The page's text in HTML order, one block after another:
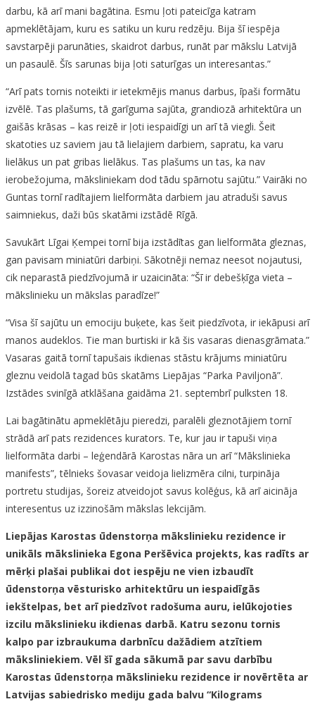
darbu, kā arī mani bagātina. Esmu ļoti pateicīga katram
apmeklētājam, kuru es satiku un kuru redzēju. Bija šī iespēja
savstarpēji parunāties, skaidrot darbus, runāt par mākslu Latvijā
un pasaulē. Šīs sarunas bija ļoti saturīgas un interesantas.”
“Arī pats tornis noteikti ir ietekmējis manus darbus, īpaši formātu
izvēlē. Tas plašums, tā garīguma sajūta, grandiozā arhitektūra un
gaišās krāsas – kas reizē ir ļoti iespaidīgi un arī tā viegli. Šeit
skatoties uz saviem jau tā lielajiem darbiem, sapratu, ka varu
lielākus un pat gribas lielākus. Tas plašums un tas, ka nav
ierobežojuma, māksliniekam dod tādu spārnotu sajūtu.” Vairāki no
Guntas tornī radītajiem lielformāta darbiem jau atraduši savus
saimniekus, daži būs skatāmi izstādē Rīgā.
Savukārt Līgai Ķempei tornī bija izstādītas gan lielformāta gleznas,
gan pavisam miniatūri darbiņi. Sākotnēji nemaz neesot nojautusi,
cik neparastā piedzīvojumā ir uzaicināta: “Šī ir debešķīga vieta –
mākslinieku un mākslas paradīze!”
“Visa šī sajūtu un emociju buķete, kas šeit piedzīvota, ir iekāpusi arī
manos audeklos. Tie man burtiski ir kā šis vasaras dienasgrāmata.”
Vasaras gaitā tornī tapušais ikdienas stāstu krājums miniatūru
gleznu veidolā tagad būs skatāms Liepājas “Parka Paviljonā”.
Izstādes svinīgā atklāšana gaidāma 21. septembrī pulksten 18.
Lai bagātinātu apmeklētāju pieredzi, paralēli gleznotājiem tornī
strādā arī pats rezidences kurators. Te, kur jau ir tapuši viņa
lielformāta darbi – leģendārā Karostas nāra un arī “Mākslinieka
manifests”, tēlnieks šovasar veidoja lielizmēra cilni, turpināja
portretu studijas, šoreiz atveidojot savus kolēģus, kā arī aicināja
interesentus uz izzinošām mākslas lekcijām.
Liepājas Karostas ūdenstorņa mākslinieku rezidence ir
unikāls mākslinieka Egona Peršēvica projekts, kas radīts ar
mērķi plašai publikai dot iespēju ne vien izbaudīt
ūdenstorņa vēsturisko arhitektūru un iespaidīgās
iekštelpas, bet arī piedzīvot radošuma auru, ielūkojoties
izcilu mākslinieku ikdienas darbā. Katru sezonu tornis
kalpo par izbraukuma darbnīcu dažādiem atzītiem
māksliniekiem. Vēl šī gada sākumā par savu darbību
Karostas ūdenstorņa mākslinieku rezidence ir novērtēta ar
Latvijas sabiedrisko mediju gada balvu “Kilograms